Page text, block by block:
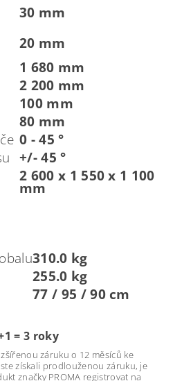
30 mm
20 mm
1 680 mm
2 200 mm
100 mm
80 mm
0 - 45 °
+/- 45 °
2 600 x 1 550 x 1 100
mm
310.0 kg
255.0 kg
77 / 95 / 90 cm
= 3 roky
záruku o 12 měsíců ke
získali prodlouženou záruku, je
značky PROMA registrovat na